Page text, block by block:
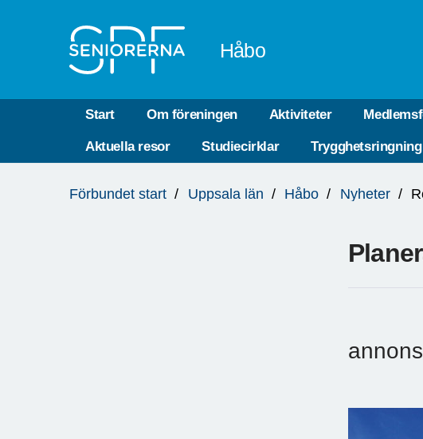
Håbo
Start Om föreningen Aktiviteter
Aktuella resor Studiecirklar Trygghetsringning
är
Förbundet start Uppsala län Håbo Nyheter
annons